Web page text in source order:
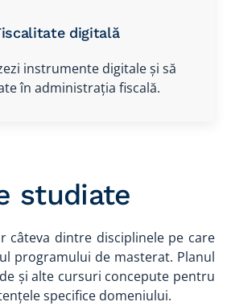
digitală
instrumente digitale și să
în administrația fiscală.
studiate
câteva dintre disciplinele pe care
programului de masterat. Planul
și alte cursuri concepute pentru
specifice domeniului.